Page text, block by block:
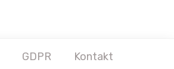
GDPR Kontakt